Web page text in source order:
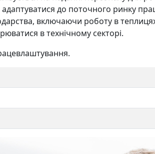
адаптуватися до поточного ринку
включаючи роботу в
в технічному секторі.